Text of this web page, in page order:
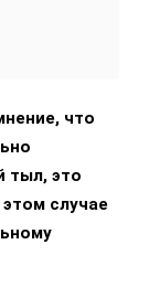
что
тыл, это
случае